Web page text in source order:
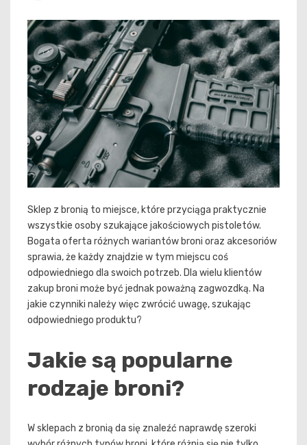
Sklep z bronią to miejsce, które przyciąga praktycznie
wszystkie osoby szukające jakościowych pistoletów.
Bogata oferta różnych wariantów broni oraz akcesoriów
sprawia, że każdy znajdzie w tym miejscu coś
odpowiedniego dla swoich potrzeb. Dla wielu klientów
zakup broni może być jednak poważną zagwozdką. Na
jakie czynniki należy więc zwrócić uwagę, szukając
odpowiedniego produktu?
Jakie są popularne
rodzaje broni?
W sklepach z bronią da się znaleźć naprawdę szeroki